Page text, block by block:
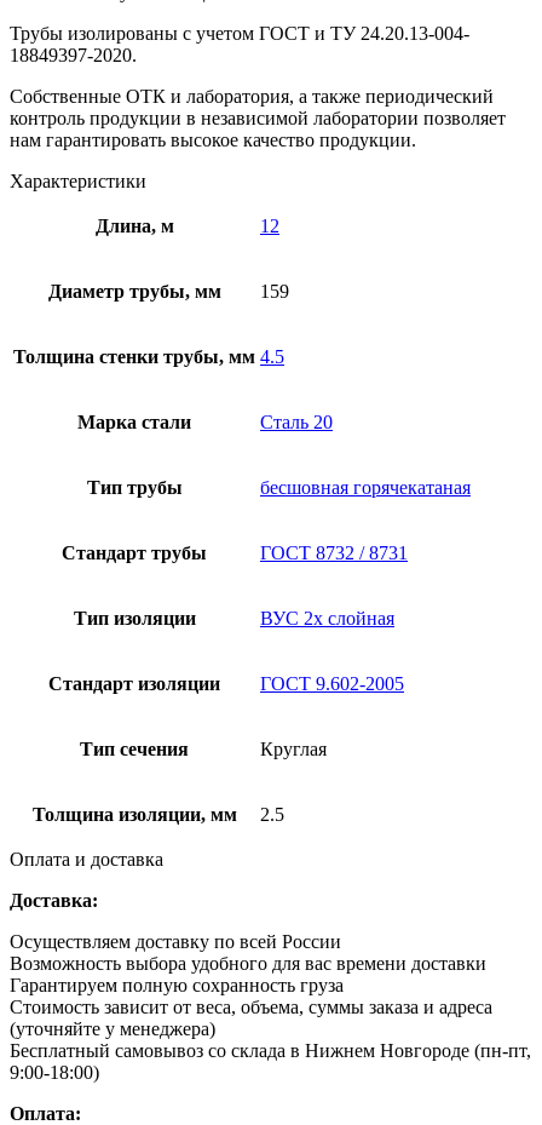
Трубы изолированы с учетом ГOCT и TУ 24.20.13-004-
18849397-2020.
Собственные ОТК и лаборатория, а также периодический
контроль продукции в независимой лаборатории позволяет
нам гарантировать высокое качество продукции.
Характеристики
Длина, м 12
Диаметр трубы, мм 159
Толщина стенки трубы, мм 4.5
Марка стали Сталь 20
Тип трубы бесшовная горячекатаная
Стандарт трубы ГОСТ 8732 / 8731
Тип изоляции ВУС 2х слойная
Стандарт изоляции ГОСТ 9.602-2005
Тип сечения Круглая
Толщина изоляции, мм 2.5
Оплата и доставка
Доставка:
Осуществляем доставку по всей России
Возможность выбора удобного для вас времени доставки
Гарантируем полную сохранность груза
Стоимость зависит от веса, объема, суммы заказа и адреса
(уточняйте у менеджера)
Бесплатный самовывоз со склада в Нижнем Новгороде (пн-пт,
9:00-18:00)
Оплата: